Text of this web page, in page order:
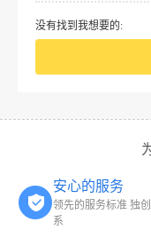
没有找到我想要的:
安心的服务
领先的服务标准 独
系